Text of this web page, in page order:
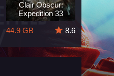
Clair Obscur:
Expedition 33
44.9 GB
8.6
164 GB